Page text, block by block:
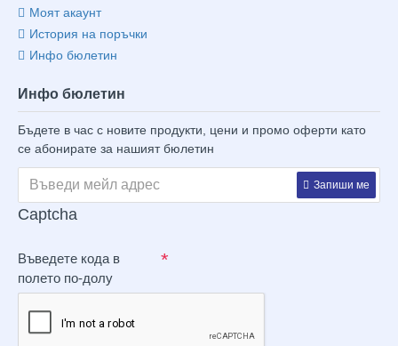
Моят акаунт
История на поръчки
Инфо бюлетин
Инфо бюлетин
Бъдете в час с новите продукти, цени и промо оферти като
се абонирате за нашият бюлетин
Запиши ме
Captcha
Въведете кода в
полето по-долу